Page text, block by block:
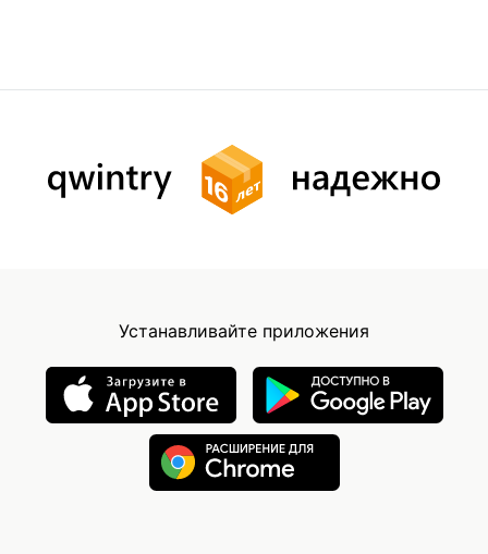
Устанавливайте приложения